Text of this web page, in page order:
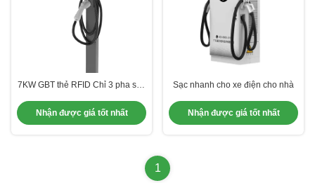
7KW GBT thẻ RFID Chỉ 3 pha sạc
Box
Nhận được giá tốt nhất
Sạc nhanh cho xe điện cho nhà
Nhận được giá tốt nhất
1